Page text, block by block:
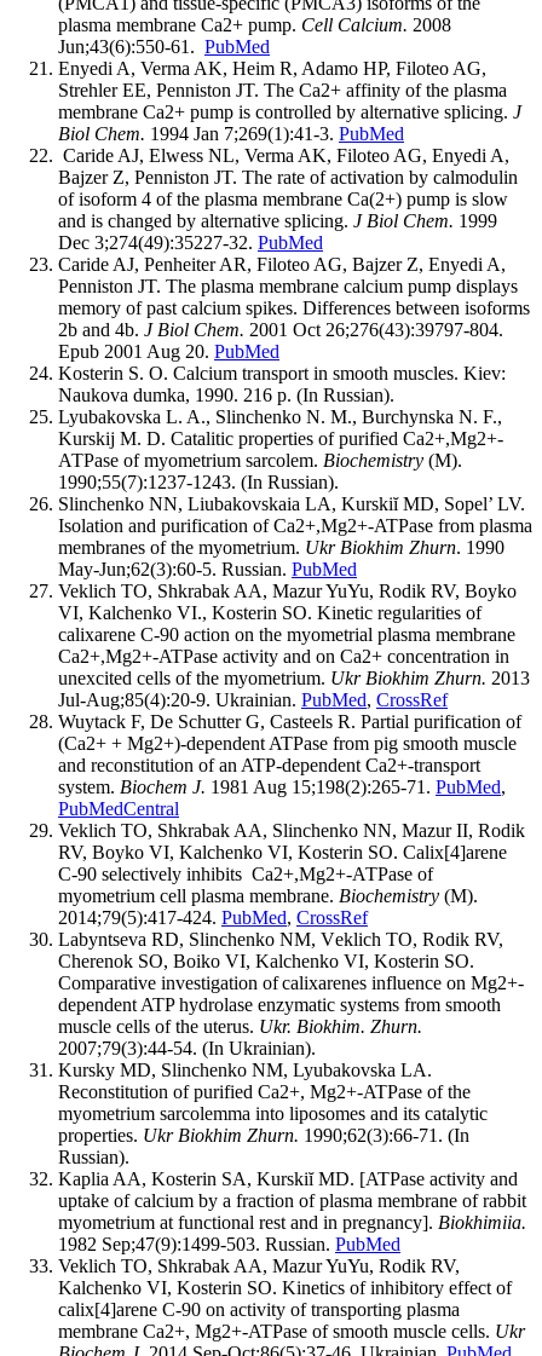
plasma membrane Ca2+ pump. Cell Calcium. 2008
Jun;43(6):550-61. PubMed
Enyedi A, Verma AK, Heim R, Adamo HP, Filoteo AG,
Strehler EE, Penniston JT. The Ca2+ affinity of the plasma
membrane Ca2+ pump is controlled by alternative splicing. J
Biol Chem. 1994 Jan 7;269(1):41-3. PubMed
Caride AJ, Elwess NL, Verma AK, Filoteo AG, Enyedi A,
Bajzer Z, Penniston JT. The rate of activation by calmodulin
of isoform 4 of the plasma membrane Ca(2+) pump is slow
and is changed by alternative splicing. J Biol Chem. 1999
Dec 3;274(49):35227-32. PubMed
Caride AJ, Penheiter AR, Filoteo AG, Bajzer Z, Enyedi A,
Penniston JT. The plasma membrane calcium pump displays
memory of past calcium spikes. Differences between isoforms
2b and 4b. J Biol Chem. 2001 Oct 26;276(43):39797-804.
Epub 2001 Aug 20. PubMed
Kosterin S. O. Calcium transport in smooth muscles. Kiev:
Naukova dumka, 1990. 216 p. (In Russian).
Lyubakovska L. A., Slinchenko N. M., Burchynska N. F.,
Kurskij M. D. Catalitic properties of purified Са2+,Мg2+-
АТРase of myometrium sarcolem. Biochemistry (M).
1990;55(7):1237-1243. (In Russian).
Slinchenko NN, Liubakovskaia LA, Kurskiĭ MD, Sopel’ LV.
Isolation and purification of Ca2+,Mg2+-ATPase from plasma
membranes of the myometrium. Ukr Biokhim Zhurn. 1990
May-Jun;62(3):60-5. Russian. PubMed
Veklich TO, Shkrabak AA, Mazur YuYu, Rodik RV, Boyko
VI, Kalchenko VI., Kosterin SO. Kinetic regularities of
calixarene C-90 action on the myometrial plasma membrane
Ca2+,Mg2+-ATPase activity and on Ca2+ concentration in
unexcited сells of the myometrium. Ukr Biokhim Zhurn. 2013
Jul-Aug;85(4):20-9. Ukrainian. PubMed, CrossRef
Wuytack F, De Schutter G, Casteels R. Partial purification of
(Ca2+ + Mg2+)-dependent ATPase from pig smooth muscle
and reconstitution of an ATP-dependent Ca2+-transport
system. Biochem J. 1981 Aug 15;198(2):265-71. PubMed,
PubMedCentral
Veklich TO, Shkrabak AA, Slinchenko NN, Mazur II, Rodik
RV, Boyko VI, Kalchenko VI, Kosterin SO. Calix[4]arene
С-90 selectively inhibits Ca2+,Mg2+-АТРаse of
myometrium cell plasma membrane. Biochemistry (M).
2014;79(5):417-424. PubMed, CrossRef
Labyntseva RD, Slinchenkо NМ, Vеklіch ТО, Rodik RV,
Chеrеnоk SО, Boiko VI, Kalchenko VI, Kоstеrіn SО.
Comparative investigation of calixarenes influence on Mg2+-
dependent ATP hydrolase enzymatic systems from smooth
muscle cells of the uterus. Ukr. Biokhim. Zhurn.
2007;79(3):44-54. (In Ukrainian).
Kursky MD, Slinchenko NM, Lyuba­kovska LA.
Reconstitution of purified Ca2+, Mg2+-ATPase of the
myometrium sarcolemma into liposomes and its catalytic
properties. Ukr Biokhim Zhurn. 1990;62(3):66-71. (In
Russian).
Kaplia AA, Kosterin SA, Kurskiĭ MD. [ATPase activity and
uptake of calcium by a fraction of plasma membrane of rabbit
myometrium at functional rest and in pregnancy]. Biokhimiia.
1982 Sep;47(9):1499-503. Russian. PubMed
Veklich TO, Shkrabak AA, Mazur YuYu, Rodik RV,
Kalchenko VI, Kosterin SO. Kinetics of inhibitory effect of
calix[4]arene C-90 on activity of transporting plasma
membrane Ca2+, Mg2+-ATPase of smooth muscle cells. Ukr